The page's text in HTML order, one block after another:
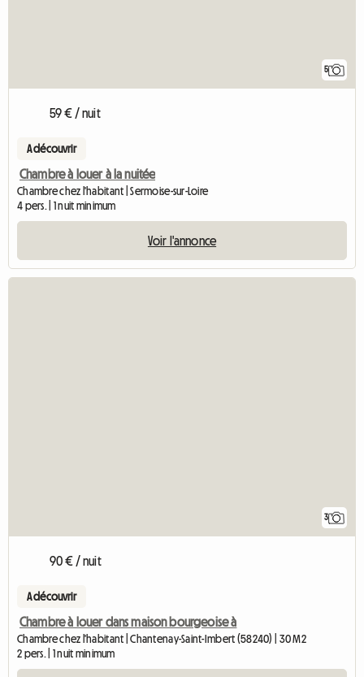
5
59 € / nuit
A découvrir
Chambre à louer à la nuitée
Chambre chez l'habitant | Sermoise-sur-Loire
4 pers. | 1 nuit minimum
Voir l'annonce
3
90 € / nuit
A découvrir
Chambre à louer dans maison bourgeoise à
Chambre chez l'habitant | Chantenay-Saint-Imbert (58240) | 30 M2
2 pers. | 1 nuit minimum